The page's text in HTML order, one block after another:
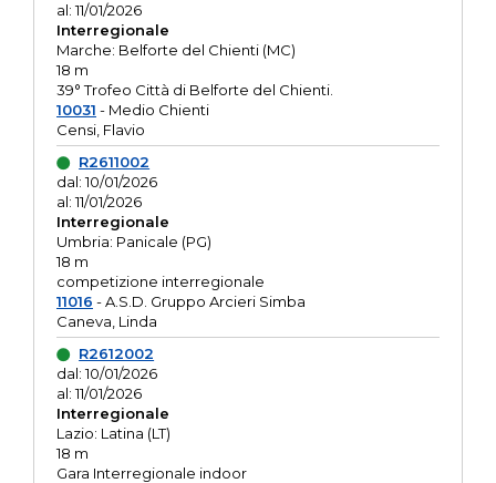
al: 11/01/2026
Interregionale
Marche: Belforte del Chienti (MC)
18 m
39° Trofeo Città di Belforte del Chienti.
10031 - Medio Chienti
Censi, Flavio
R2611002
dal: 10/01/2026
al: 11/01/2026
Interregionale
Umbria: Panicale (PG)
18 m
competizione interregionale
11016 - A.S.D. Gruppo Arcieri Simba
Caneva, Linda
R2612002
dal: 10/01/2026
al: 11/01/2026
Interregionale
Lazio: Latina (LT)
18 m
Gara Interregionale indoor